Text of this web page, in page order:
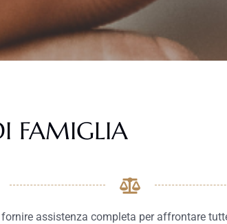
FAMIGLIA
assistenza completa per affrontare